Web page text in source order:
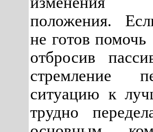
положения.
не готов
отбросив
стремление
ситуацию к
трудно